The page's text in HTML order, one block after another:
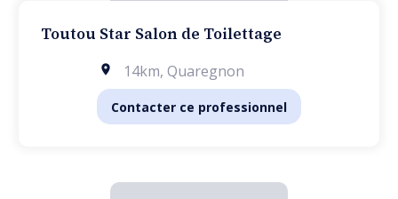
Toutou Star Salon de Toilettage
14km, Quaregnon
Contacter ce professionnel